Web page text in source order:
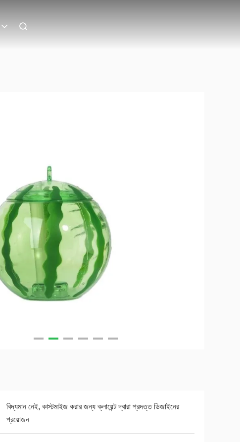
বিদ্যমান নেই, কাস্টমাইজ করার জন্য ক্লায়েন্ট দ্বারা প্রদত্ত ডিজাইনের
প্রয়োজন